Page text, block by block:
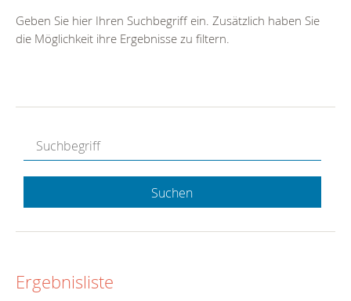
Geben Sie hier Ihren Suchbegriff ein. Zusätzlich haben Sie
die Möglichkeit ihre Ergebnisse zu filtern.
Suchen
Ergebnisliste